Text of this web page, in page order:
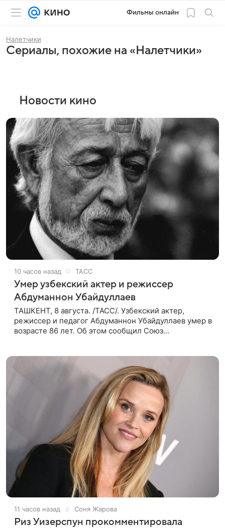
Фильмы онлайн
Налетчики
Сериалы, похожие на «Налетчики»
Новости кино
10 часов назад ТАСС
Умер узбекский актер и режиссер
Абдуманнон Убайдуллаев
ТАШКЕНТ, 8 августа. /ТАСС/. Узбекский актер,
режиссер и педагог Абдуманнон Убайдуллаев умер в
возрасте 86 лет. Об этом сообщил Союз
11 часов назад Соня Жарова
Риз Уизерспун прокомментировала